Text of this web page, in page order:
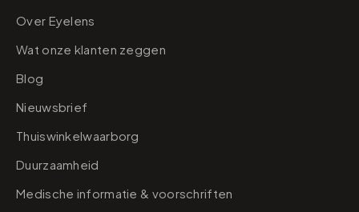
Over Eyelens
Wat onze klanten zeggen
Blog
Nieuwsbrief
Thuiswinkelwaarborg
Duurzaamheid
Medische informatie & voorschriften